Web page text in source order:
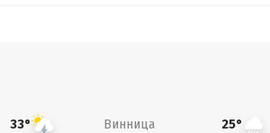
33° Винница 25°